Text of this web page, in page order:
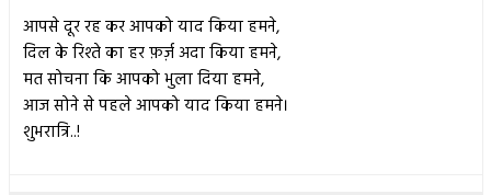
आपसे दूर रह कर आपको याद किया हमने,
दिल के रिश्ते का हर फ़र्ज़ अदा किया हमने,
मत सोचना कि आपको भुला दिया हमने,
आज सोने से पहले आपको याद किया हमने।
शुभरात्रि..!